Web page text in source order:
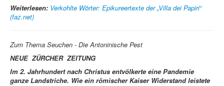
Weiterlesen: Verkohlte Wörter: Epikureertexte der „Villa dei Papiri“
(faz.net)
Zum Thema Seuchen - Die Antoninische Pest
NEUE ZÜRCHER ZEITUNG
Im 2. Jahrhundert nach Christus entvölkerte eine Pandemie
ganze Landstriche. Wie ein römischer Kaiser Widerstand leistete